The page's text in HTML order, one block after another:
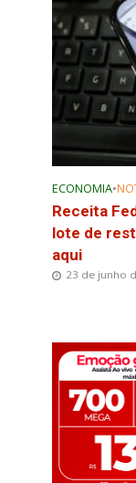
ECONOMIA•
Receita
lote de
aqui
23 de junho